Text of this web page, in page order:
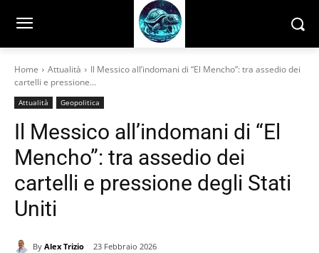
Home Attualità
Il Messico all’indomani di “El Mencho”: tra assedio dei
cartelli e pressione...
Attualità Geopolitica
Il Messico all’indomani di “El
Mencho”: tra assedio dei
cartelli e pressione degli Stati
Uniti
By Alex Trizio 23 Febbraio 2026